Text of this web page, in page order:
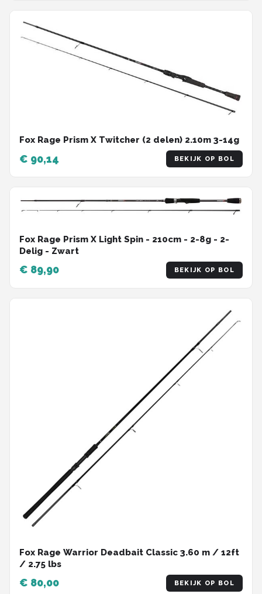
Fox Rage Prism X Twitcher (2 delen) 2.10m 3-14g
€ 90,14 BEKIJK OP BOL
Fox Rage Prism X Light Spin - 210cm - 2-8g - 2-
Delig - Zwart
€ 89,90 BEKIJK OP BOL
Fox Rage Warrior Deadbait Classic 3.60 m / 12ft
/ 2.75 lbs
€ 80,00 BEKIJK OP BOL